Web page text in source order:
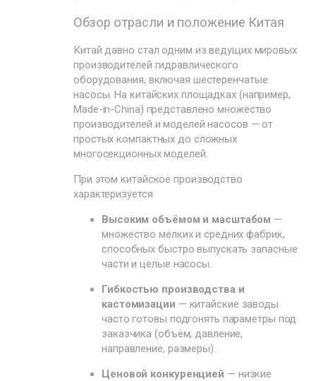
Обзор отрасли и положение Китая
Китай давно стал одним из ведущих мировых
производителей гидравлического
оборудования, включая шестеренчатые
насосы. На китайских площадках (например,
Made-in-China) представлено множество
производителей и моделей насосов — от
простых компактных до сложных
многосекционных моделей.
При этом китайское производство
характеризуется:
Высоким объёмом и масштабом —
множество мелких и средних фабрик,
способных быстро выпускать запасные
части и целые насосы.
Гибкостью производства и
кастомизации — китайские заводы
часто готовы подгонять параметры под
заказчика (объём, давление,
направление, размеры).
Ценовой конкуренцией — низкие